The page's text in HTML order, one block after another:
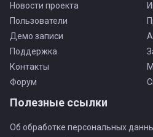
Новости проекта
Пользователи
Демо записи
Поддержка
Контакты
Форум
Полезные ссылки
Об обработке персональных